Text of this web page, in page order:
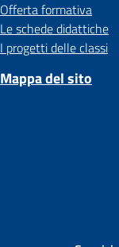
Offerta formativa
Le schede didattiche
I progetti delle classi
Mappa del sito